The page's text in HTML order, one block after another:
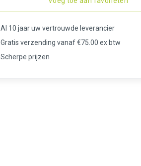
Al 10 jaar uw vertrouwde leverancier
Gratis verzending vanaf €75.00 ex btw
Scherpe prijzen